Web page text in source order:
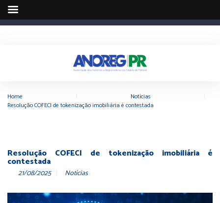
Home Notícias
Resolução COFECI de tokenização imobiliária é contestada
Resolução COFECI de tokenização imobiliária é
contestada
21/08/2025 Notícias